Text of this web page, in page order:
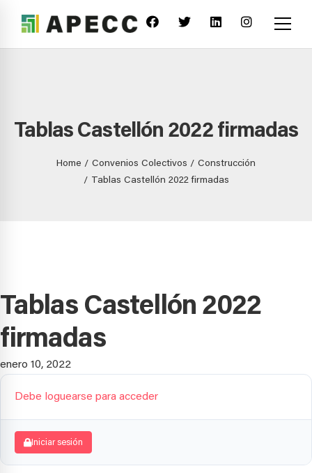
Tablas Castellón 2022 firmadas
Home Convenios Colectivos
Construcción
Tablas Castellón 2022 firmadas
Tablas Castellón 2022
firmadas
enero 10, 2022
Debe loguearse para acceder
Iniciar sesión